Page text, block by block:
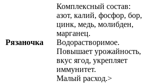
Рязаночка
Комплексный состав:
азот, калий, фосфор, бор,
цинк, медь, молибден,
марганец.
Водорастворимое.
Повышает урожайность,
вкус ягод, укрепляет
иммунитет.
Малый расход.>